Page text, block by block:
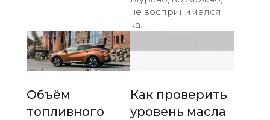
не воспринимался
ка...
Объём
топливного
Как проверить
уровень масла